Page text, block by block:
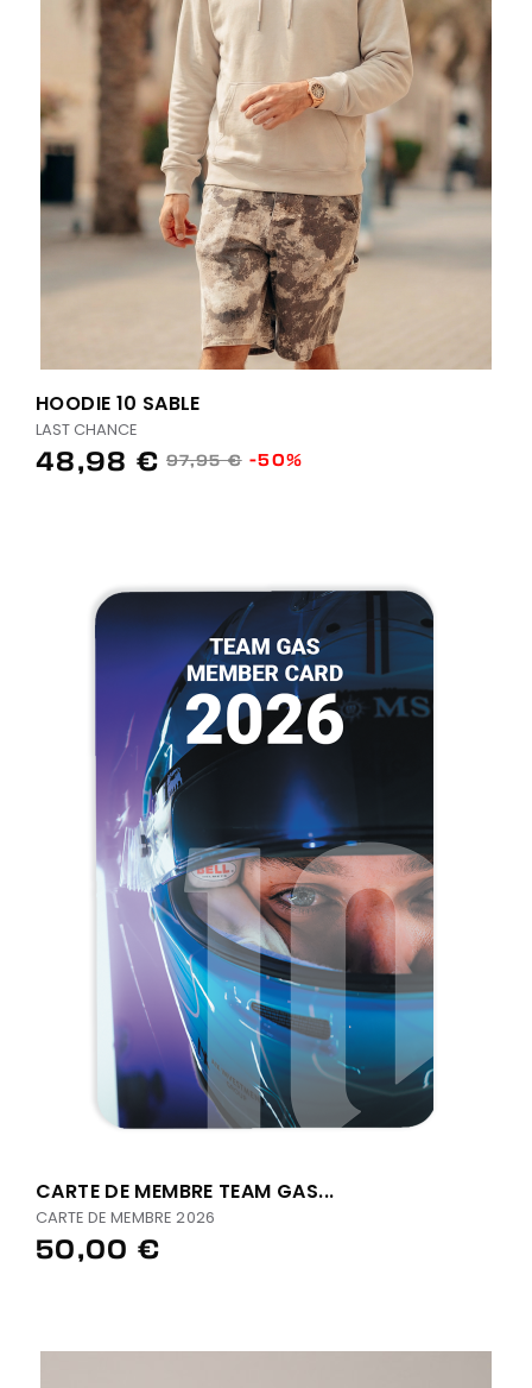
HOODIE 10 SABLE
LAST CHANCE
48,98 € 97,95 € -50%
CARTE DE MEMBRE TEAM GAS...
CARTE DE MEMBRE 2026
50,00 €